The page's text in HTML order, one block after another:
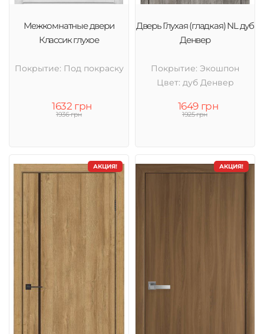
Межкомнатные двери
Классик глухое
Покрытие: Под покраску
1632 грн
1936 грн
Дверь Глухая (гладкая) NL дуб
Денвер
Покрытие: Экошпон
Цвет: дуб Денвер
1649 грн
1925 грн
АКЦИЯ! АКЦИЯ!